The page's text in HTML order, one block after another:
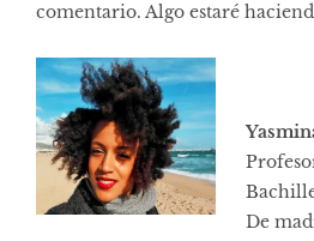
comentario. Algo estaré
De